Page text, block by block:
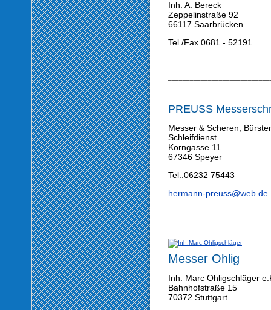
Inh. A. Bereck
Zeppelinstraße 92
66117 Saarbrücken
Tel./Fax 0681 - 52191
PREUSS
Messer & Scheren,
Schleifdienst
Korngasse 11
67346 Speyer
Tel.:06232 75443
hermann-preuss@web.de
Messer Ohlig
Inh. Marc Ohligschläger
Bahnhofstraße 15
70372 Stuttgart